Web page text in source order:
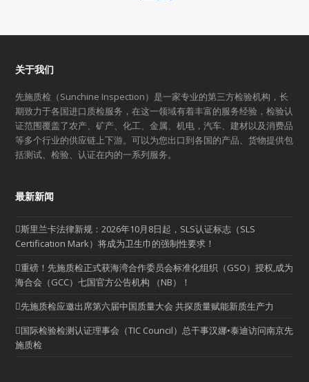
关于我们
先施质检（Sunchine Inspection）是一家专业的第三方检验机构，长
期致力于各国进口质检服务，在这一领域有着丰富的服务经验，检验认
证范围覆盖了农产、矿产、化工、金属、机电，汽车、建材以及消费品
等多个行业的供应链上下游。可以为您出口到各国的产品、货物提供包
括测试、检验、认证在内的一系列服务。
最新新闻
斯里兰卡法律新规：2026年10月8日起，SLS认证标志（SLS
Certification Mark）将成为卫生巾的强制性要求！
重磅！先施质检正式获海湾合作委员会标准化组织（GSO）授权,成为
海合会（GCC）七国官方公告机构 （NB）！
先施质检应邀出席第六届中国质量大会 共探质量赋能新质生产力
国际检验检测认证理事会（TIC Council）总干事汉娜•泰迪访问南京先
施质检